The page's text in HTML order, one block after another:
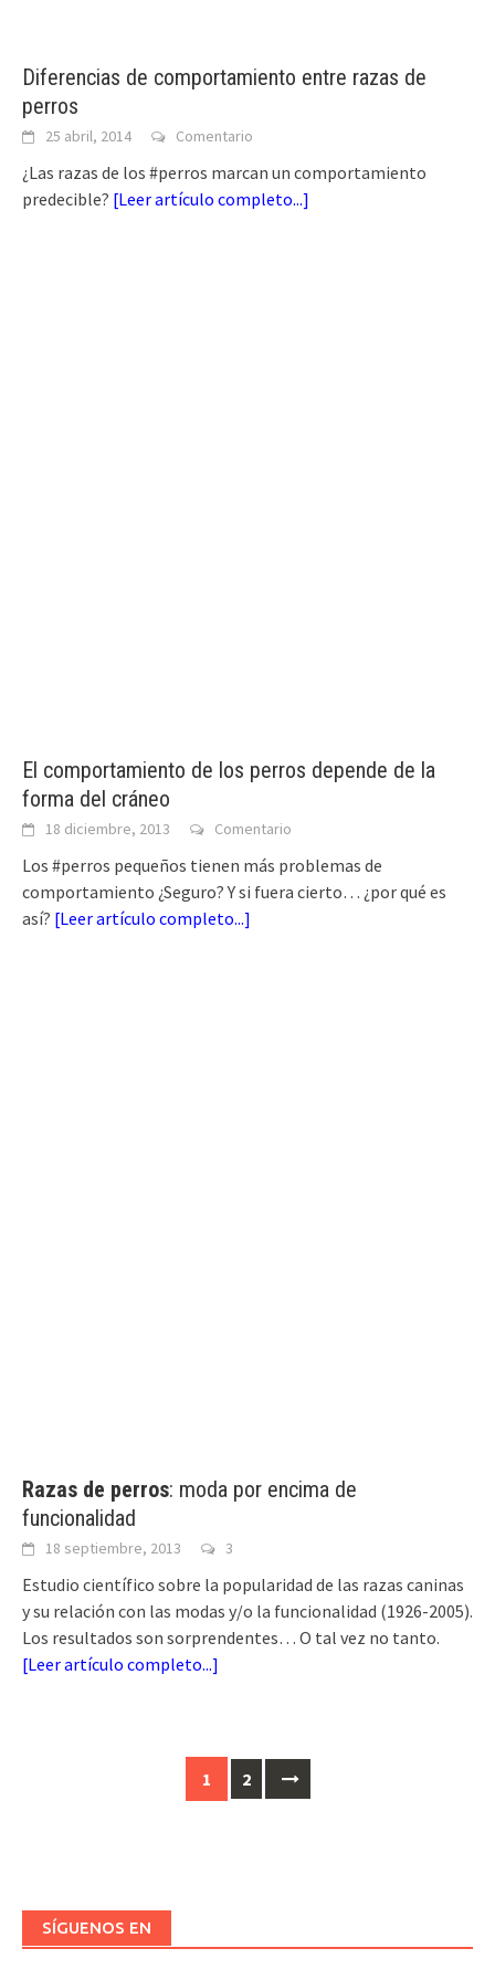
Diferencias de comportamiento entre razas de
perros
25 abril, 2014 Comentario
¿Las razas de los #perros marcan un comportamiento
predecible? [Leer artículo completo...]
El comportamiento de los perros depende de la
forma del cráneo
18 diciembre, 2013 Comentario
Los #perros pequeños tienen más problemas de
comportamiento ¿Seguro? Y si fuera cierto… ¿por qué es
así? [Leer artículo completo...]
Razas de perros: moda por encima de
funcionalidad
18 septiembre, 2013 3
Estudio científico sobre la popularidad de las razas caninas
y su relación con las modas y/o la funcionalidad (1926-2005).
Los resultados son sorprendentes… O tal vez no tanto.
[Leer artículo completo...]
1 2
SÍGUENOS EN